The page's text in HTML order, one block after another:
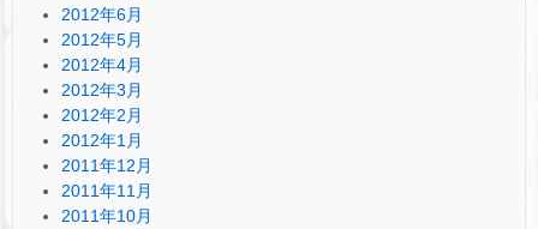
2012年6月
2012年5月
2012年4月
2012年3月
2012年2月
2012年1月
2011年12月
2011年11月
2011年10月